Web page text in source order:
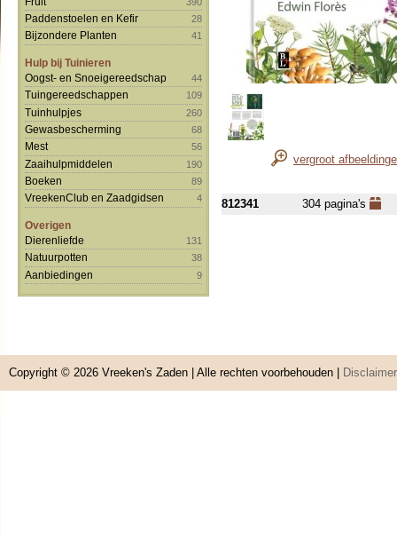
Paddenstoelen en Kefir 28
Bijzondere Planten 41
Hulp bij Tuinieren
Oogst- en Snoeigereedschap
44
Tuingereedschappen 109
Tuinhulpjes 260
Gewasbescherming 68
Mest 56
Zaaihulpmiddelen 190
Boeken 89
VreekenClub en Zaadgidsen 4
Overigen
Dierenliefde
131
Natuurpotten 38
Aanbiedingen 9
vergroot
812341 304 pagina's
Copyright © 2026 Vreeken's Zaden | Alle rechten voorbehouden | Disclaimer